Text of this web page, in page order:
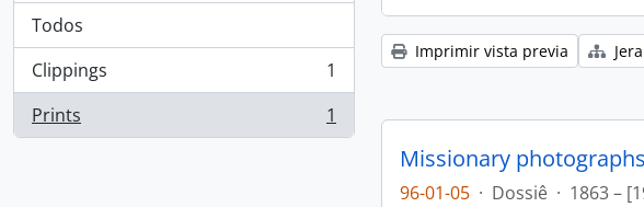
Todos
Clippings
, 1 resultados
1
Prints
, 1 resultados 1
Imprimir vista previa
Missionary
96-01-05 · Dossiê · 1863 –